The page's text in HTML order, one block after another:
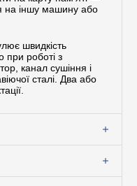
на іншу машину або
швидкість
роботі з
канал сушіння і
сталі. Два або